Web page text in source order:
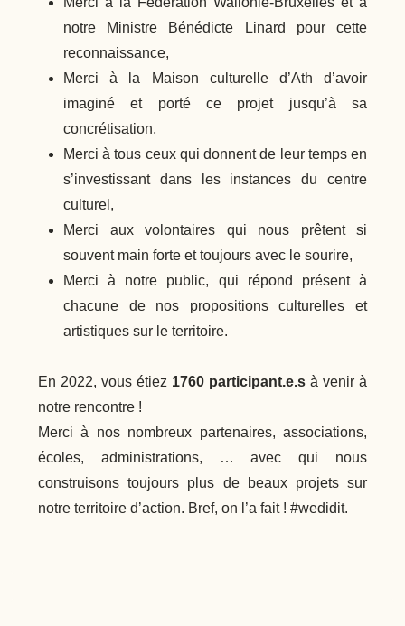
notre Ministre Bénédicte Linard pour cette
reconnaissance,
Merci à la Maison culturelle d’Ath d’avoir
imaginé et porté ce projet jusqu’à sa
concrétisation,
Merci à tous ceux qui donnent de leur temps en
s’investissant dans les instances du centre
culturel,
Merci aux volontaires qui nous prêtent si
souvent main forte et toujours avec le sourire,
Merci à notre public, qui répond présent à
chacune de nos propositions culturelles et
artistiques sur le territoire.
En 2022, vous étiez 1760 participant.e.s à venir à
notre rencontre !
Merci à nos nombreux partenaires, associations,
écoles, administrations, … avec qui nous
construisons toujours plus de beaux projets sur
notre territoire d’action. Bref, on l’a fait ! #wedidit.